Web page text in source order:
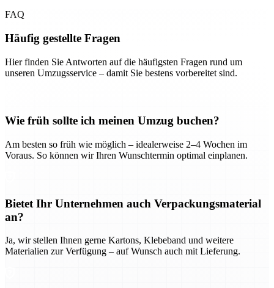
FAQ
Häufig gestellte Fragen
Hier finden Sie Antworten auf die häufigsten Fragen rund um
unseren Umzugsservice – damit Sie bestens vorbereitet sind.
Wie früh sollte ich meinen Umzug buchen?
Am besten so früh wie möglich – idealerweise 2–4 Wochen im
Voraus. So können wir Ihren Wunschtermin optimal einplanen.
Bietet Ihr Unternehmen auch Verpackungsmaterial
an?
Ja, wir stellen Ihnen gerne Kartons, Klebeband und weitere
Materialien zur Verfügung – auf Wunsch auch mit Lieferung.